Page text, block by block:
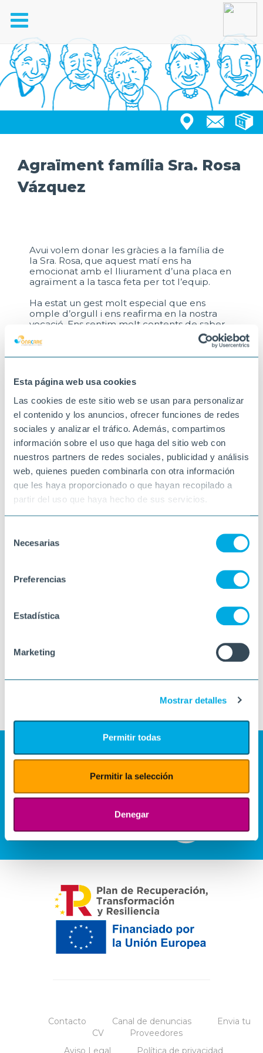
Esta página web usa cookies
Las cookies de este sitio web se usan para personalizar
el contenido y los anuncios, ofrecer funciones de redes
sociales y analizar el tráfico. Además, compartimos
información sobre el uso que haga del sitio web con
nuestros partners de redes sociales, publicidad y análisis
web, quienes pueden combinarla con otra información
que les haya proporcionado o que hayan recopilado a
partir del uso que haya hecho de sus servicios.
Necesarias
Preferencias
Estadística
Marketing
Mostrar detalles
Permitir todas
Permitir la selección
Denegar
Toggle
navigation
Agraïment família Sra. Rosa
Vázquez
Avui volem donar les gràcies a la família de
la Sra. Rosa, que aquest matí ens ha
emocionat amb el lliurament d’una placa en
agraïment a la tasca feta per tot l’equip.
Ha estat un gest molt especial que ens
omple d’orgull i ens reafirma en la nostra
vocació. Ens sentim molt contents de saber
que, durant tot aquest temps, ens heu sentit
com una segona família.
especial en els nostres records i al cor de
L'Onada Riudoms.
Gràcies per la confiança, el reconeixement i,
sobretot, per deixar-nos caminar al vostre
costat!
18-06-2025
RIUDOMS
Contacto Canal de denuncias
Envia tu
CV
Proveedores
Aviso Legal
Política de privacidad